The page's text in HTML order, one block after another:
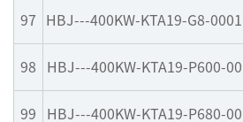
97 HBJ---400KW-KTA19-G8-0001
98 HBJ---400KW-KTA19-P600-00
99 HBJ---400KW-KTA19-P680-00